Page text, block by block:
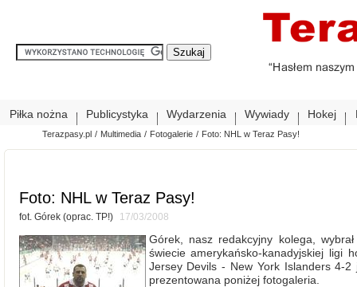
Piłka nożna Publicystyka Wydarzenia Wywiady Hokej
Terazpasy.pl / Multimedia / Fotogalerie / Foto: NHL w Teraz Pasy!
Foto: NHL w Teraz Pasy!
fot. Górek (oprac. TP!) 17/03/2008
Górek, nasz redakcyjny kolega,
świecie amerykańsko-kanadyjskiej ligi
Jersey Devils - New York Islanders 4-
prezentowana poniżej fotogaleria.